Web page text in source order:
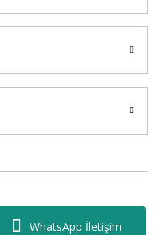
WhatsApp İletişim
Saklıdır.